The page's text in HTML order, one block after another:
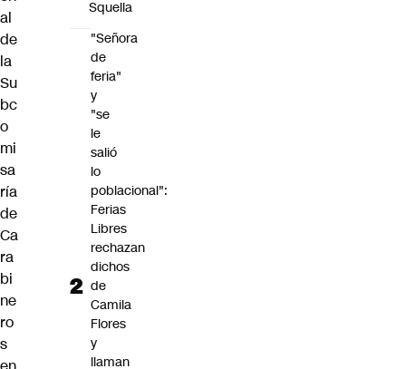
al
de
la
Su
bc
o
mi
sa
ría
de
Ca
ra
bi
ne
ro
s
Squella
"Señora
de
feria"
y
"se
le
salió
lo
poblacional":
Ferias
Libres
rechazan
dichos
de
Camila
Flores
y
llaman